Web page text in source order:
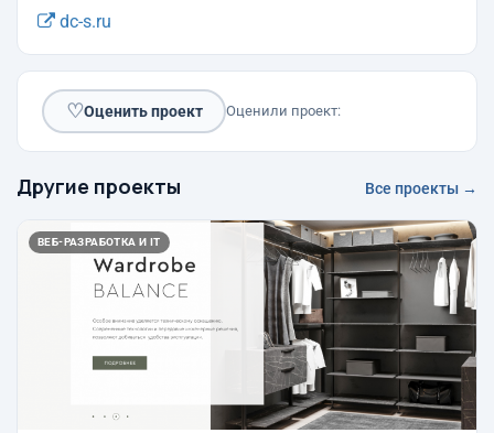
dc-s.ru
♡Оценить проект Оценили проект:
Другие проекты Все проекты →
ВЕБ-РАЗРАБОТКА И IT